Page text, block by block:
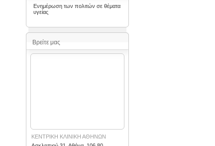
Ενημέρωση των πολιτών σε θέματα
υγείας
Βρείτε μας
ΚΕΝΤΡΙΚΗ ΚΛΙΝΙΚΗ ΑΘΗΝΩΝ